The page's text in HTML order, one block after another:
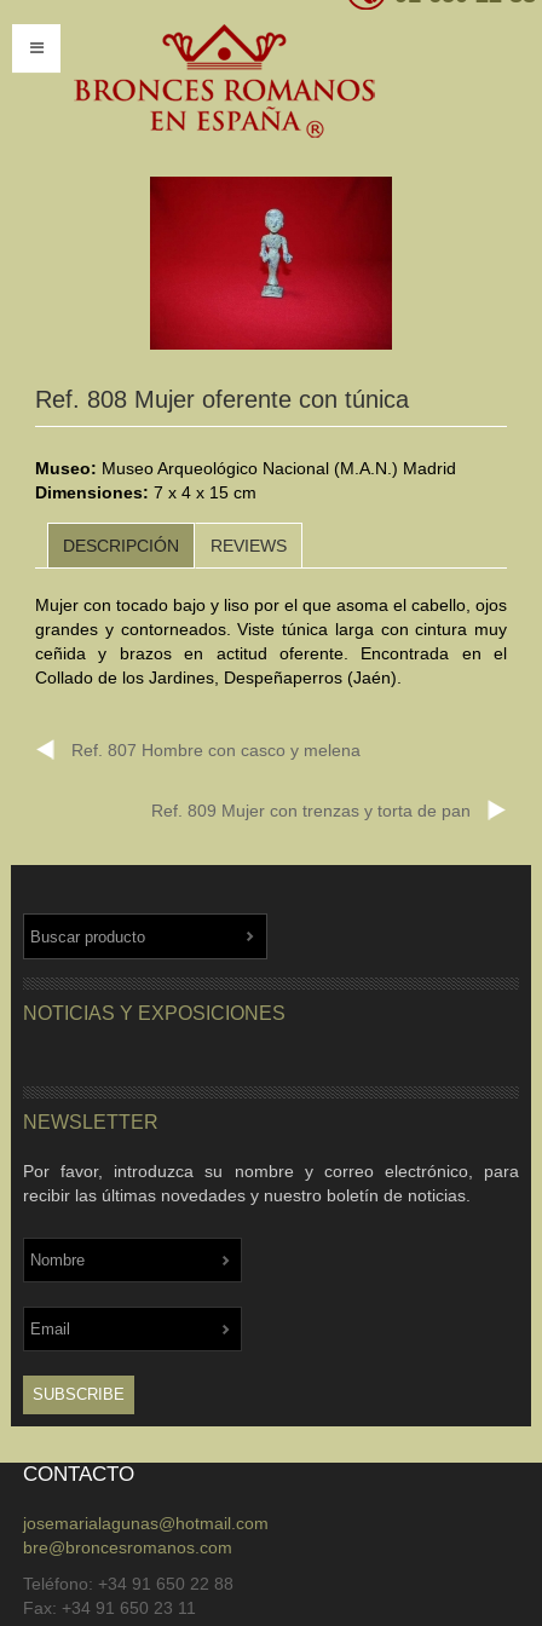
INFORMACIÓN
Introducción
Presentación
Modelos por encargo
CATÁLOGO
Clasificaciones
Mundo Romano
Otras Civilizaciones
Trabajos Especiales
Ref. 808 Mujer oferente con túnica
Museo: Museo Arqueológico Nacional (M.A.N.) Madrid
Dimensiones: 7 x 4 x 15 cm
DESCRIPCIÓN REVIEWS
Mujer con tocado bajo y liso por el que asoma el cabello, ojos
grandes y contorneados. Viste túnica larga con cintura muy
ceñida y brazos en actitud oferente. Encontrada en el
Collado de los Jardines, Despeñaperros (Jaén).
Ref. 807 Hombre con casco y melena
Ref. 809 Mujer con trenzas y torta de pan
NOTICIAS Y EXPOSICIONES
NEWSLETTER
Por favor, introduzca su nombre y correo electrónico, para
recibir las últimas novedades y nuestro boletín de noticias.
CONTACTO
josemarialagunas@hotmail.com
bre@broncesromanos.com
Teléfono: +34 91 650 22 88
Fax: +34 91 650 23 11